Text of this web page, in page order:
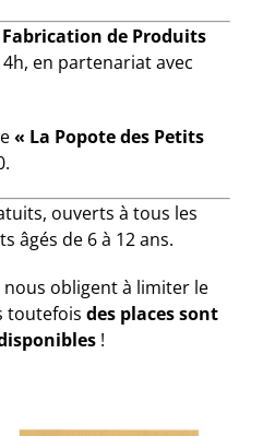
de Produits
en partenariat avec
« La Popote des Petits
ouverts à tous les
âgés de 6 à 12 ans.
obligent à limiter le
toutefois des places sont
!